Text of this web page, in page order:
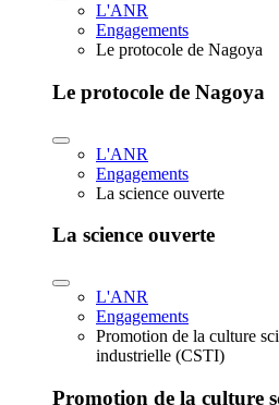
L'ANR
Engagements
Le protocole de Nagoya
Le protocole de Nagoya
L'ANR
Engagements
La science ouverte
La science ouverte
L'ANR
Engagements
Promotion de la culture
industrielle (CSTI)
Promotion de la culture